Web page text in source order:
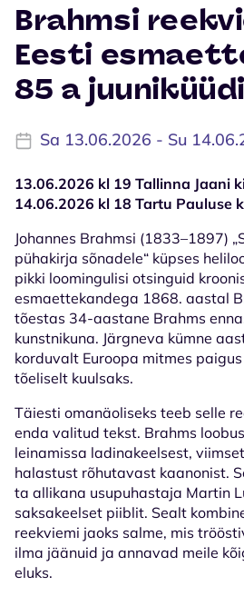
Brahmsi
Eesti
85 a
Sa 13.06.2026 - Su
13.06.2026 kl 19 Tallinna Jaani
14.06.2026 kl 18 Tartu Pauluse
Johannes Brahmsi (1833–1897)
pühakirja sõnadele“ küpses
pikki loomingulisi otsinguid
esmaettekandega 1868. aastal
tõestas 34-aastane Brahms
kunstnikuna. Järgneva kümne
korduvalt Euroopa mitmes
tõeliselt kuulsaks.
Täiesti omanäoliseks teeb selle
enda valitud tekst. Brahms
leinamissa ladinakeelsest,
halastust rõhutavast kaanonist.
ta allikana usupuhastaja Martin
saksakeelset piiblit. Sealt
reekviemi jaoks salme, mis
ilma jäänuid ja annavad meile
eluks.